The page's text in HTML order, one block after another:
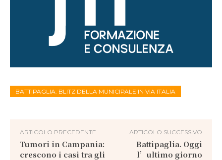
BATTIPAGLIA. BLITZ DELLA MUNICIPALE IN VIA ITALIA
ARTICOLO PRECEDENTE
Tumori in Campania:
crescono i casi tra gli
ARTICOLO SUCCESSIVO
Battipaglia. Oggi
l’ultimo giorno